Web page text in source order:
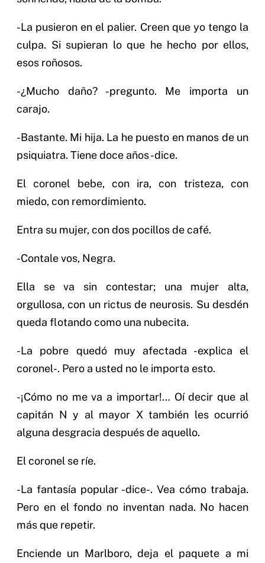
-La pusieron en el palier. Creen que yo tengo la
culpa. Si supieran lo que he hecho por ellos,
esos roñosos.
-¿Mucho daño? -pregunto. Me importa un
carajo.
-Bastante. Mi hija. La he puesto en manos de un
psiquiatra. Tiene doce años -dice.
El coronel bebe, con ira, con tristeza, con
miedo, con remordimiento.
Entra su mujer, con dos pocillos de café.
-Contale vos, Negra.
Ella se va sin contestar; una mujer alta,
orgullosa, con un rictus de neurosis. Su desdén
queda flotando como una nubecita.
-La pobre quedó muy afectada -explica el
coronel-. Pero a usted no le importa esto.
-¡Cómo no me va a importar!… Oí decir que al
capitán N y al mayor X también les ocurrió
alguna desgracia después de aquello.
El coronel se ríe.
-La fantasía popular -dice-. Vea cómo trabaja.
Pero en el fondo no inventan nada. No hacen
más que repetir.
Enciende un Marlboro, deja el paquete a mi